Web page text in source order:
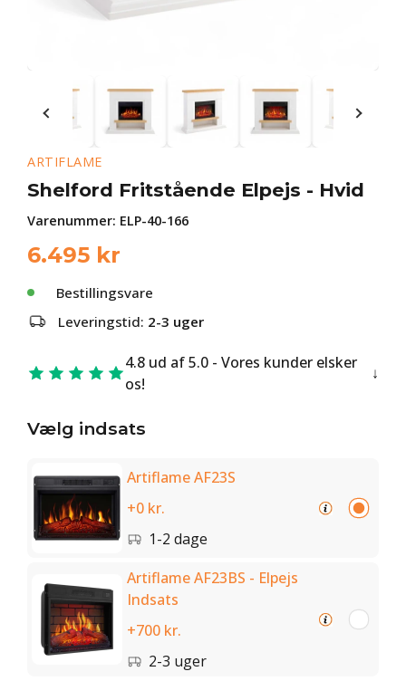
ARTIFLAME
Shelford Fritstående Elpejs - Hvid
Varenummer: ELP-40-166
6.495 kr
Bestillingsvare
Leveringstid: 2-3 uger
4.8 ud af 5.0 - Vores kunder elsker
os!
Vælg indsats
Artiflame AF23S
+0 kr.
1-2 dage
Artiflame AF23BS - Elpejs
Indsats
+700 kr.
2-3 uger